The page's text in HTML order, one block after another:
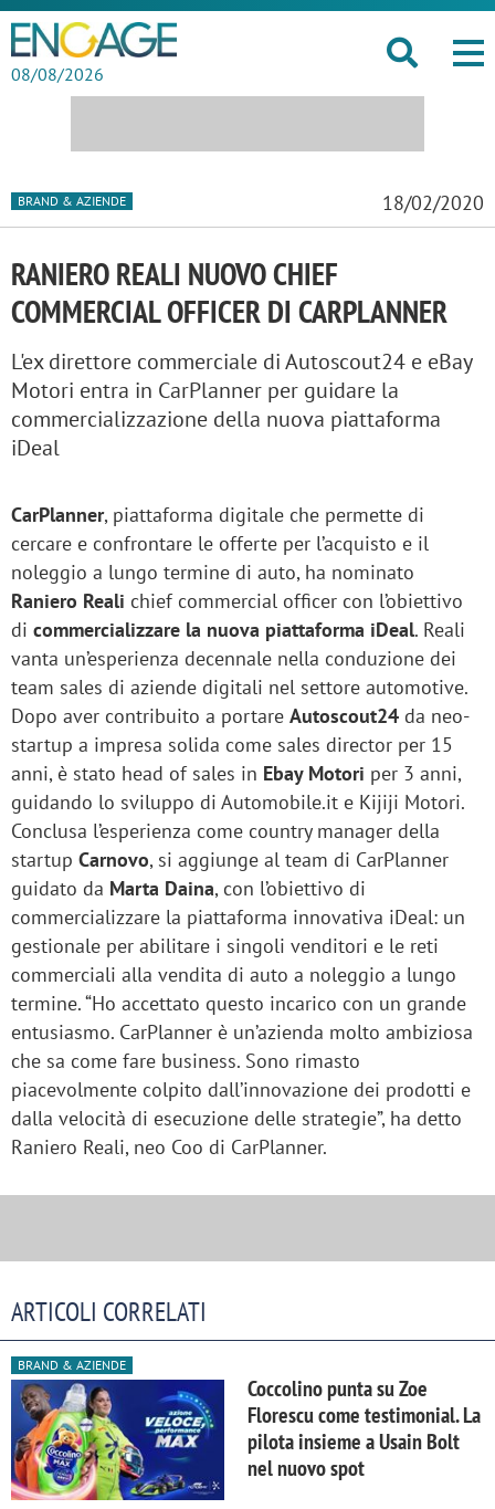
08/08/2026
BRAND & AZIENDE 18/02/2020
RANIERO REALI NUOVO CHIEF
COMMERCIAL OFFICER DI CARPLANNER
L'ex direttore commerciale di Autoscout24 e eBay
Motori entra in CarPlanner per guidare la
commercializzazione della nuova piattaforma
iDeal
CarPlanner, piattaforma digitale che permette di
cercare e confrontare le offerte per l’acquisto e il
noleggio a lungo termine di auto, ha nominato
Raniero Reali chief commercial officer con l’obiettivo
di commercializzare la nuova piattaforma iDeal. Reali
vanta un’esperienza decennale nella conduzione dei
team sales di aziende digitali nel settore automotive.
Dopo aver contribuito a portare Autoscout24 da neo-
startup a impresa solida come sales director per 15
anni, è stato head of sales in Ebay Motori per 3 anni,
guidando lo sviluppo di Automobile.it e Kijiji Motori.
Conclusa l’esperienza come country manager della
startup Carnovo, si aggiunge al team di CarPlanner
guidato da Marta Daina, con l’obiettivo di
commercializzare la piattaforma innovativa iDeal: un
gestionale per abilitare i singoli venditori e le reti
commerciali alla vendita di auto a noleggio a lungo
termine. “Ho accettato questo incarico con un grande
entusiasmo. CarPlanner è un’azienda molto ambiziosa
che sa come fare business. Sono rimasto
piacevolmente colpito dall’innovazione dei prodotti e
dalla velocità di esecuzione delle strategie”, ha detto
Raniero Reali, neo Coo di CarPlanner.
ARTICOLI CORRELATI
BRAND & AZIENDE
Coccolino punta su Zoe
Florescu come testimonial. La
pilota insieme a Usain Bolt
nel nuovo spot